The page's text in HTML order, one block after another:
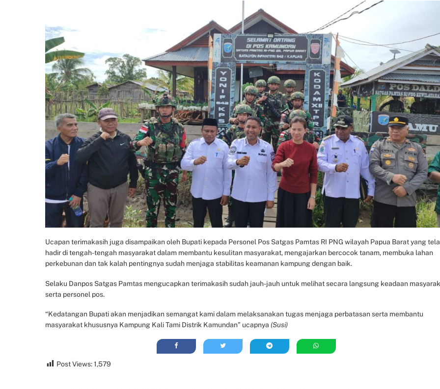
Ucapan terimakasih juga disampaikan oleh Bupati kepada Personel Pos Satgas Pamtas RI PNG wilayah Papua Barat yang
hadir di tengah-tengah masyarakat dalam membantu kesulitan masyarakat, mengajarkan bercocok tanam, membuka lahan
perkebunan dan tak kalah pentingnya sudah menjaga stabilitas keamanan kampung dengan baik.
Selaku Danpos Satgas Pamtas mengucapkan terimakasih sudah jauh-jauh untuk melihat secara langsung keadaan
serta personel pos.
“Kedatangan Bupati akan menjadikan semangat kami dalam melaksanakan tugas menjaga perbatasan serta membantu
masyarakat khususnya Kampung Kali Tami Distrik Kamundan” ucapnya (Susi)
Post Views:1,579